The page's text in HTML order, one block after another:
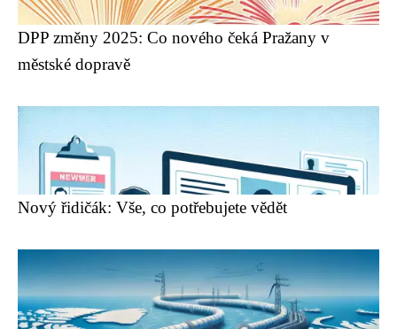
DPP změny 2025: Co nového čeká Pražany v
městské dopravě
Nový řidičák: Vše, co potřebujete vědět